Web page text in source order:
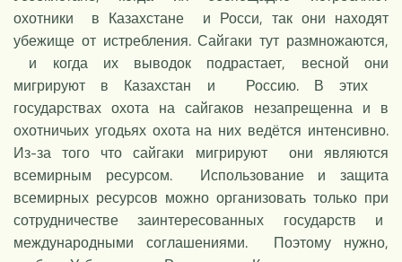
охотники в Казахстане и Росси, так они находят
убежище от истребления. Сайгаки тут размножаются,
и когда их выводок подрастает, весной они
мигрируют в Казахстан и Россию. В этих
государствах охота на сайгаков незапрещенна и в
охотничьих угодьях охота на них ведётся интенсивно.
Из-за того что сайгаки мигрируют они являются
всемирным ресурсом. Использование и защита
всемирных ресурсов можно организовать только при
сотрудничестве заинтересованных государств и
международными соглашениями. Поэтому нужно,